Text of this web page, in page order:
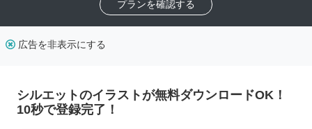
プランを確認する
広告を非表示にする
シルエットのイラストが無料ダウンロードOK！
10秒で登録完了！